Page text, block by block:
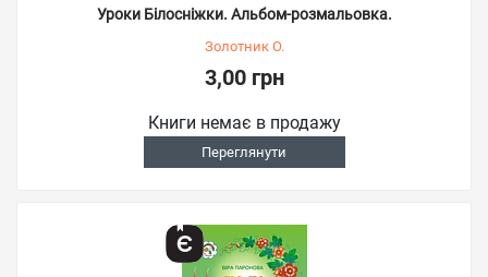
Уроки Білосніжки. Альбом-розмальовка.
Золотник О.
3,00 грн
Книги немає в продажу
Переглянути